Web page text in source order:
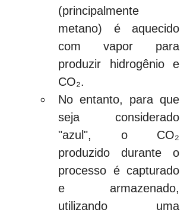
(principalmente
metano) é aquecido
com vapor para
produzir hidrogênio e
CO₂.
No entanto, para que
seja considerado
"azul", o CO₂
produzido durante o
processo é capturado
e armazenado,
utilizando uma